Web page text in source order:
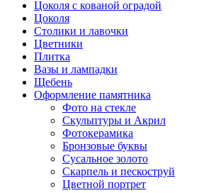
Цоколя с кованой оградой
Цоколя
Столики и лавочки
Цветники
Плитка
Вазы и лампадки
Щебень
Оформление памятника
Фото на стекле
Скульптуры и Акрил
Фотокерамика
Бронзовые буквы
Сусальное золото
Скарпель и пескоструй
Цветной портрет